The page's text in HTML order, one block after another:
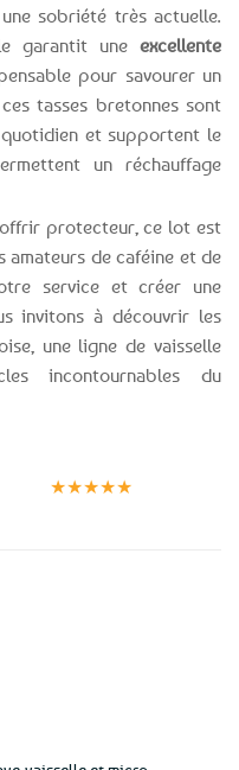
sobriété très actuelle.
garantit une excellente
pour savourer un
tasses bretonnes sont
et supportent le
un réchauffage
protecteur, ce lot est
amateurs de caféine et de
service et créer une
invitons à découvrir les
une ligne de vaisselle
incontournables du
★★★★★